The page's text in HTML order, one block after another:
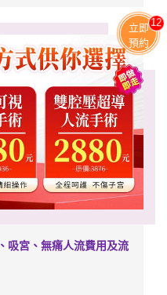
吸宮、無痛人流費用及流
立即
預約
11